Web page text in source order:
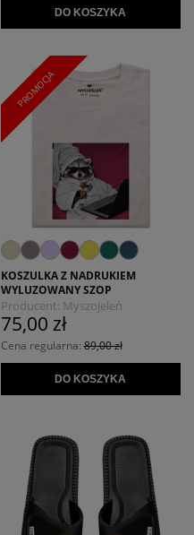
DO KOSZYKA
KOSZULKA Z NADRUKIEM
WYLUZOWANY SZOP
Producent: Myszojeleń
75,00 zł
Cena regularna:89,00 zł
DO KOSZYKA
PROMOCJA